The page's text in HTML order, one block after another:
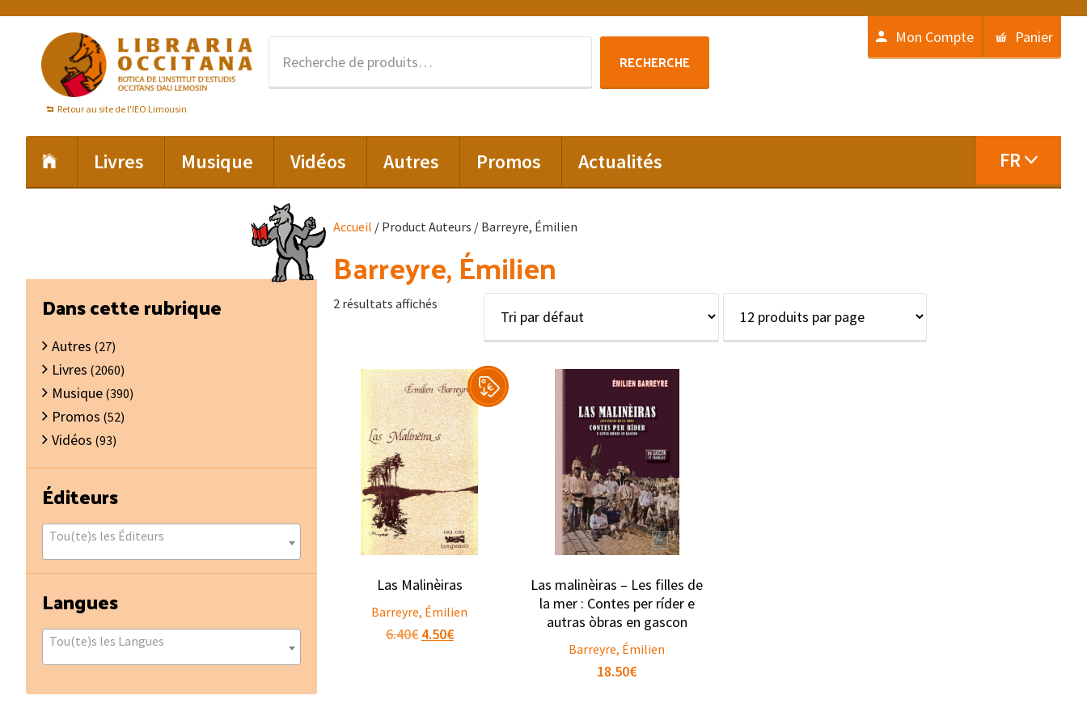
navigation
principale
contenu
principal
Retour au site de l'IEO Limousin
RECHERCHE
Mon Compte Panier
Livres Musique Vidéos Autres Promos Actualités FR
Accueil / Product Auteurs / Barreyre, Émilien
Barreyre, Émilien
2 résultats affichés
Las Malinèiras
Barreyre, Émilien
6.40€ Le
4.50€Le
Las malinèiras – Les filles de
la mer : Contes per ríder e
autras òbras en gascon
Barreyre, Émilien
18.50€
Barre
latérale
principale
Dans cette rubrique
Autres (27)
Livres (2060)
Musique (390)
Promos (52)
Vidéos (93)
Éditeurs
Tou(te)s les Éditeurs
Langues
Tou(te)s les Langues